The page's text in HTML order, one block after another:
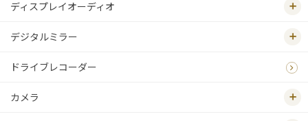
ディスプレイオーディオ
デジタルミラー
ドライブレコーダー
カメラ